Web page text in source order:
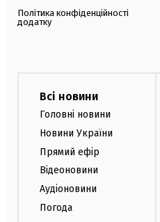
Політика конфіденційності
додатку
Всі новини
Головні новини
Новини України
Прямий ефір
Відеоновини
Аудіоновини
Погода